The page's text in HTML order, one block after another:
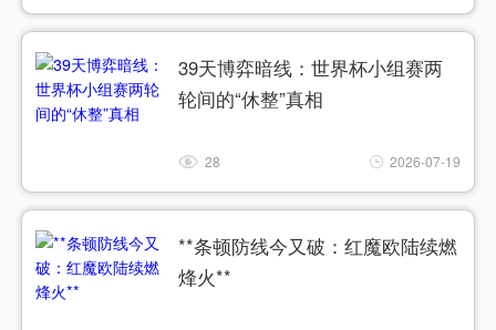
39天博弈暗线：世界杯小组赛两
轮间的“休整”真相
28 2026-07-19
**条顿防线今又破：红魔欧陆续燃
烽火**